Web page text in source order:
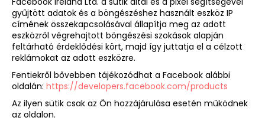
gyűjtött adatok és a böngészéshez használt eszköz IP
címének összekapcsolásával állapítja meg az adott
eszközről végrehajtott böngészési szokások alapján
feltárható érdeklődési kört, majd így juttatja el a célzott
reklámokat az adott eszközre.
Fentiekről bővebben tájékozódhat a Facebook alábbi
oldalán: https://developers.facebook.com/products
Az ilyen sütik csak az Ön hozzájárulása esetén működnek
az oldalon.